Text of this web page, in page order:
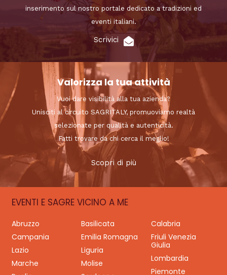
inserimento sul nostro portale dedicato a tradizioni ed
eventi italiani.
Scrivici
Valorizza la tua attività
Vuoi dare visibilità alla tua azienda?
Unisciti al circuito SAGRITALY, promuoviamo realtà
selezionate per qualità e autenticità.
Fatti trovare da chi cerca il meglio!
Scopri di più
EVENTI E SAGRE VICINO A ME
Abruzzo Basilicata
Calabria
Campania
Emilia Romagna
Friuli Venezia
Giulia
Lazio
Liguria
Lombardia
Marche
Molise
Piemonte